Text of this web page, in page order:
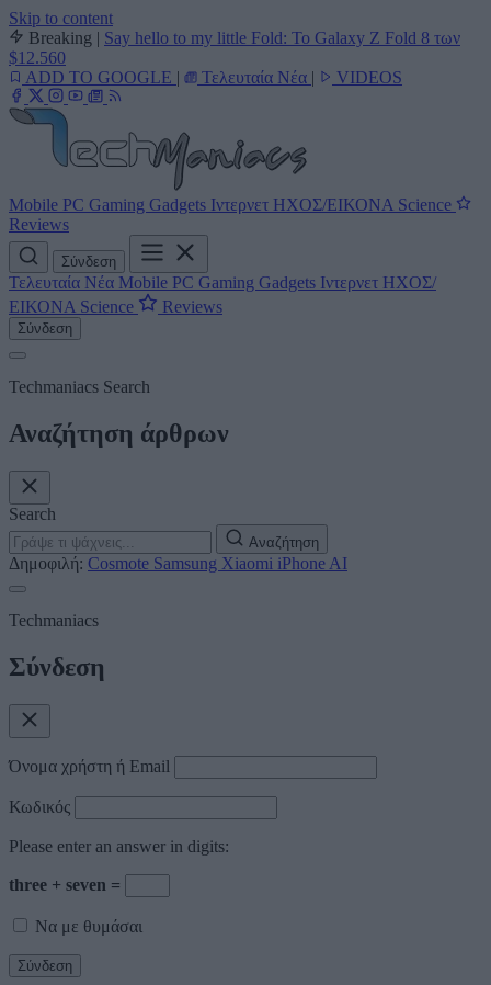
Skip to content
Breaking | Say hello to my little Fold: Το Galaxy Z Fold 8 των
$12.560
ADD TO GOOGLE | Τελευταία Νέα | VIDEOS
Mobile PC Gaming Gadgets Ιντερνετ ΗΧΟΣ/ΕΙΚΟΝΑ Science
Reviews
Σύνδεση
Τελευταία Νέα Mobile PC Gaming Gadgets Ιντερνετ ΗΧΟΣ/
ΕΙΚΟΝΑ Science Reviews
Σύνδεση
Techmaniacs Search
Αναζήτηση άρθρων
Search
Αναζήτηση
Δημοφιλή: Cosmote Samsung Xiaomi iPhone AI
Techmaniacs
Σύνδεση
Όνομα χρήστη ή Email
Κωδικός
Please enter an answer in digits:
three + seven =
Να με θυμάσαι